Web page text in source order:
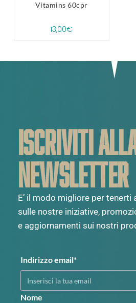
Vitamins 60cpr
13,00€
ISCRIVITI
NEWSLETTER
E’ il modo migliore per tenerti
sulle nostre iniziative,
e aggiornamenti sui nostri
Indirizzo email*
Nome